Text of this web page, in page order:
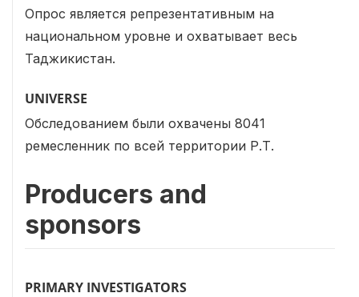
Опрос является репрезентативным на
национальном уровне и охватывает весь
Таджикистан.
UNIVERSE
Обследованием были охвачены 8041
ремесленник по всей территории Р.Т.
Producers and
sponsors
PRIMARY INVESTIGATORS